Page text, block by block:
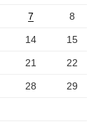
7 8
14 15
21 22
28 29